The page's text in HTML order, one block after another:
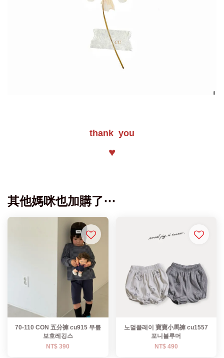
thank you
♥
其他媽咪也加購了⋯
70-110 CON 五分褲 cu915 무릎
보호레깅스
NT$ 390
노멀플레이 寶寶小馬褲 cu1557
포니블루머
NT$ 490